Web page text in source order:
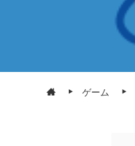
ゲーム